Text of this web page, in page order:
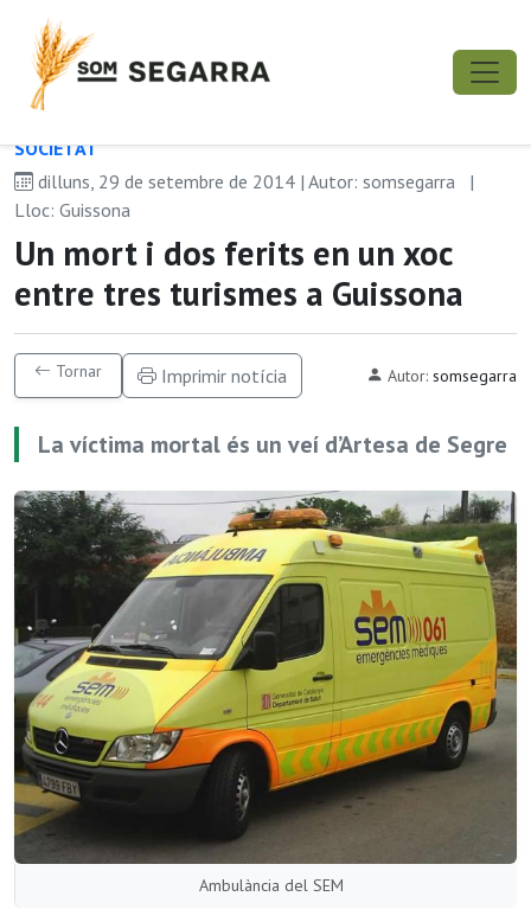
SOCIETAT
dilluns, 29 de setembre de 2014 | Autor: somsegarra
|
Lloc: Guissona
Un mort i dos ferits en un xoc
entre tres turismes a Guissona
Tornar Imprimir notícia Autor: somsegarra
La víctima mortal és un veí d’Artesa de Segre
Ambulància del SEM